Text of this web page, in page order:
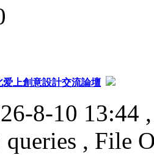
爱上創意設計交流論壇
8-10 13:44
queries , File